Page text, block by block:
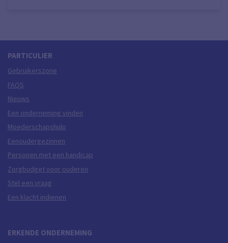
PARTICULIER
Gebruikerszone
FAQS
Nieuws
Een onderneming vinden
Moederschapshulp
Eenoudergezinnen
Personen met een handicap
Zorgbudget voor ouderen
Stel een vraag
Een klacht indienen
ERKENDE ONDERNEMING